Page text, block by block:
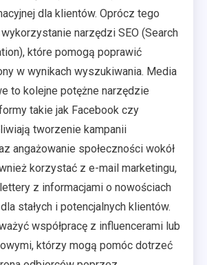
dla klientów. Oprócz tego
narzędzi SEO (Search
które pomogą poprawić
w wynikach wyszukiwania. Media
to kolejne potężne narzędzie
takie jak Facebook czy
tworzenie kampanii
angażowanie społeczności wokół
korzystać z e-mail marketingu,
z informacjami o nowościach
stałych i potencjalnych klientów.
współpracę z influencerami lub
którzy mogą pomóc dotrzeć